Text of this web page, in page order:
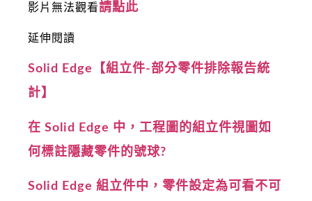
影片無法觀看請點此
延伸閱讀
Solid Edge【組立件-部分零件排除報告統
計】
在 Solid Edge 中，工程圖的組立件視圖如
何標註隱藏零件的號球?
Solid Edge 組立件中，零件設定為可看不可